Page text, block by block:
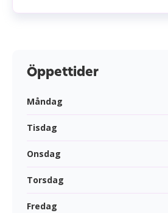
Öppettider
Måndag
Tisdag
Onsdag
Torsdag
Fredag